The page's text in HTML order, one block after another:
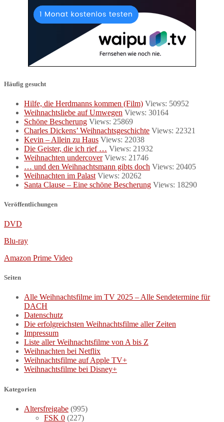
Häufig gesucht
Hilfe, die Herdmanns kommen (Film) Views: 50952
Weihnachtsliebe auf Umwegen Views: 30164
Schöne Bescherung Views: 25869
Charles Dickens’ Weihnachtsgeschichte Views: 22321
Kevin – Allein zu Haus Views: 22038
Die Geister, die ich rief … Views: 21932
Weihnachten undercover Views: 21746
… und den Weihnachtsmann gibts doch Views: 20405
Weihnachten im Palast Views: 20262
Santa Clause – Eine schöne Bescherung Views: 18290
Veröffentlichungen
DVD
Blu-ray
Amazon Prime Video
Seiten
Alle Weihnachtsfilme im TV 2025 – Alle Sendetermine für
DACH
Datenschutz
Die erfolgreichsten Weihnachtsfilme aller Zeiten
Impressum
Liste aller Weihnachtsfilme von A bis Z
Weihnachten bei Netflix
Weihnachtsfilme auf Apple TV+
Weihnachtsfilme bei Disney+
Kategorien
Altersfreigabe (995)
FSK 0 (227)